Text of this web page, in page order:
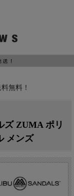
無料！
ズ ZUMA ポリ
メンズ